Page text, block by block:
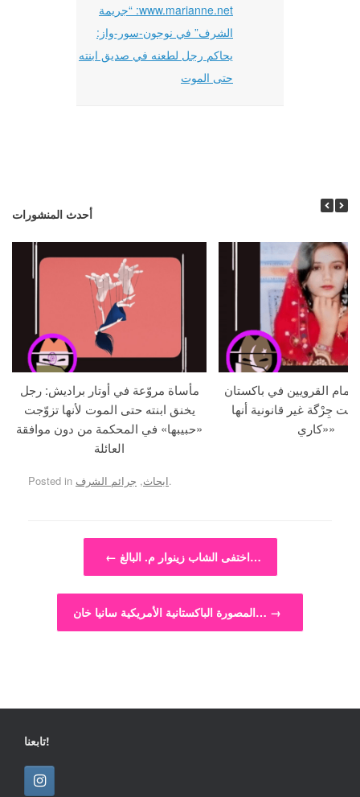
www.marianne.net: “جريمة
الشرف” في نوجون-سور-واز:
يحاكم رجل لطعنه في صديق ابنته
حتى الموت
أحدث المنشورات
مأساة مروّعة في أوتار براديش: رجل
يخنق ابنته حتى الموت لأنها تزوّجت
«حبيبها» في المحكمة من دون موافقة
العائلة
أمام القرويين في باكستان
جِرْگة غير قانونية أنها
«كاري»
Posted in ابحاث, جرائم الشرف .
Post navigation
← اختفى الشاب زينوار م. البالغ…
المصورة الباكستانية الأمريكية سانيا خان… →
تابعنا!